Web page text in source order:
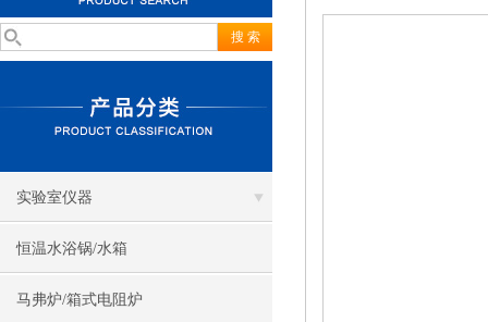
实验室仪器
恒温水浴锅/水箱
马弗炉/箱式电阻炉